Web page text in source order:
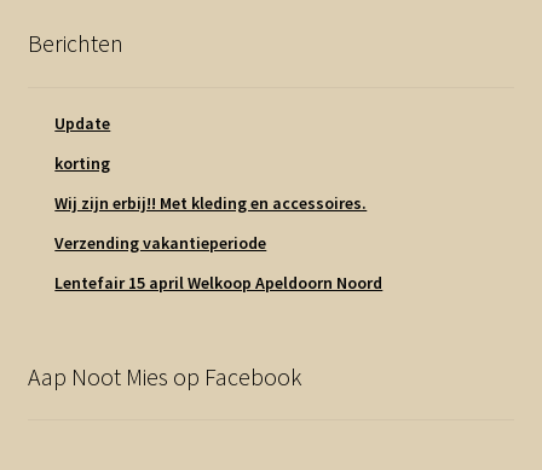
Berichten
Update
korting
Wij zijn erbij!! Met kleding en accessoires.
Verzending vakantieperiode
Lentefair 15 april Welkoop Apeldoorn Noord
Aap Noot Mies op Facebook